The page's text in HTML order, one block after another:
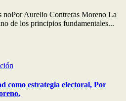
noPor Aurelio Contreras Moreno La
de los principios fundamentales...
como estrategia electoral, Por